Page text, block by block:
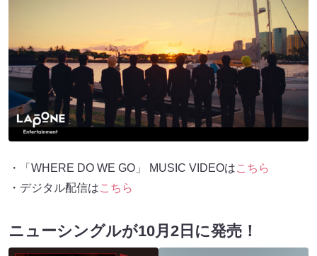
・「WHERE DO WE GO」 MUSIC VIDEOはこちら
・デジタル配信はこちら
ニューシングルが10月2日に発売！